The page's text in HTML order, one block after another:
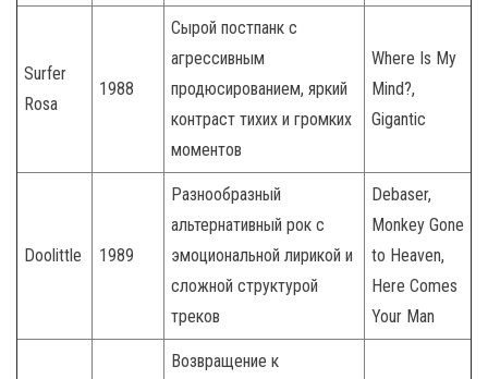
Surfer
Rosa
1988
Сырой постпанк с
агрессивным
продюсированием, яркий
контраст тихих и громких
моментов
Where Is My
Mind?,
Gigantic
Doolittle 1989
Разнообразный
альтернативный рок с
эмоциональной лирикой и
сложной структурой
треков
Debaser,
Monkey Gone
to Heaven,
Here Comes
Your Man
Возвращение к